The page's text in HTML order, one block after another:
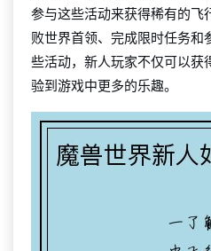
参与这些活动来获得稀有的飞
败世界首领、完成限时任务
些活动，新人玩家不仅可以获
验到游戏中更多的乐趣。